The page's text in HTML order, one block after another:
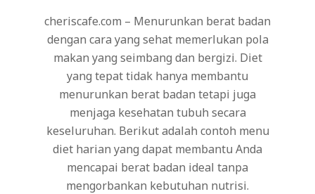
cheriscafe.com – Menurunkan berat badan
dengan cara yang sehat memerlukan pola
makan yang seimbang dan bergizi. Diet
yang tepat tidak hanya membantu
menurunkan berat badan tetapi juga
menjaga kesehatan tubuh secara
keseluruhan. Berikut adalah contoh menu
diet harian yang dapat membantu Anda
mencapai berat badan ideal tanpa
mengorbankan kebutuhan nutrisi.